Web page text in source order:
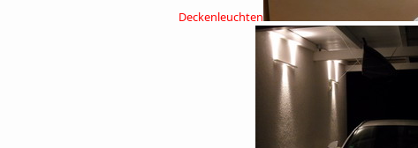
Deckenleuchten